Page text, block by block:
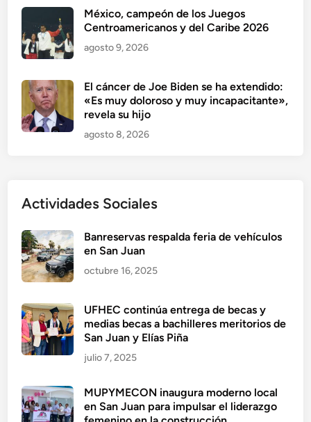
México, campeón de los Juegos
Centroamericanos y del Caribe 2026
agosto 9, 2026
El cáncer de Joe Biden se ha extendido:
«Es muy doloroso y muy incapacitante»,
revela su hijo
agosto 8, 2026
Actividades Sociales
Banreservas respalda feria de vehículos
en San Juan
octubre 16, 2025
UFHEC continúa entrega de becas y
medias becas a bachilleres meritorios de
San Juan y Elías Piña
julio 7, 2025
MUPYMECON inaugura moderno local
en San Juan para impulsar el liderazgo